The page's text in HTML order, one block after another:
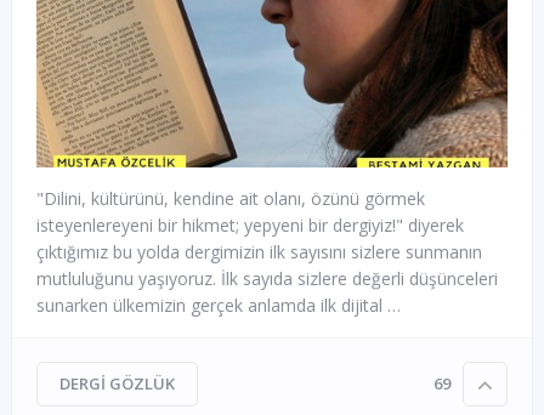
"Dilini, kültürünü, kendine ait olanı, özünü görmek
isteyenlereyeni bir hikmet; yepyeni bir dergiyiz!" diyerek
çıktığımız bu yolda dergimizin ilk sayısını sizlere sunmanın
mutluluğunu yaşıyoruz. İlk sayıda sizlere değerli düşünceleri
sunarken ülkemizin gerçek anlamda ilk dijital …
DERGI GÖZLÜK 69